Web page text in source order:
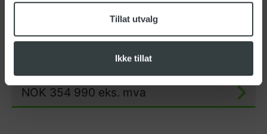
Tillat utvalg
Ikke tillat
Sweep
NOK 354 990 eks. mva